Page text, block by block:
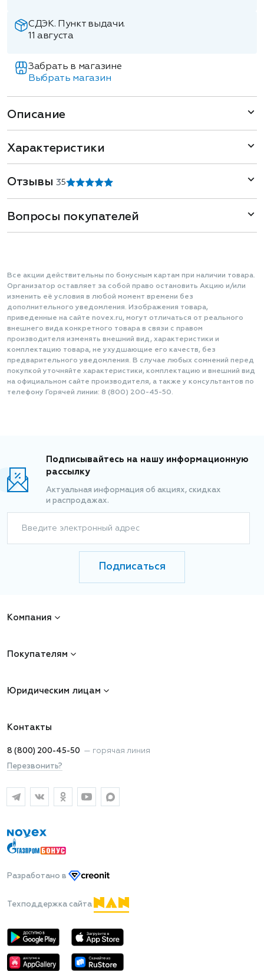
СДЭК. Пункт выдачи.
11 августа
Забрать в магазине
Выбрать магазин
Описание
Характеристики
Отзывы35
Вопросы покупателей
Все акции действительны по бонусным картам при наличии товара.
Организатор оставляет за собой право остановить Акцию и/или
изменить её условия в любой момент времени без
дополнительного уведомления. Изображения товара,
приведенные на сайте novex.ru, могут отличаться от реального
внешнего вида конкретного товара в связи с правом
производителя изменять внешний вид, характеристики и
комплектацию товара, не ухудшающие его качеств, без
предварительного уведомления. В случае любых сомнений перед
покупкой уточняйте характеристики, комплектацию и внешний вид
на официальном сайте производителя, а также у консультантов по
телефону Горячей линии: 8 (800) 200-45-50.
Подписывайтесь на нашу информационную
рассылку
Актуальная информация об акциях, скидках
и распродажах.
Введите электронный адрес
Подписаться
Компания
Покупателям
Юридическим лицам
Контакты
8 (800) 200-45-50 — горячая линия
Перезвонить?
Разработано в
Техподдержка сайта